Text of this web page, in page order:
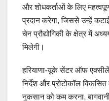
और शोधकर्ताओं के लिए
प्रदान करेगा, जिससे उन्हें
चेन प्रौद्योगिकी के क्षेत्र में
मिलेगी।
हरियाणा-यूके सेंटर ऑफ
निर्देश और प्रोटोकॉल
नुकसान को कम करना,